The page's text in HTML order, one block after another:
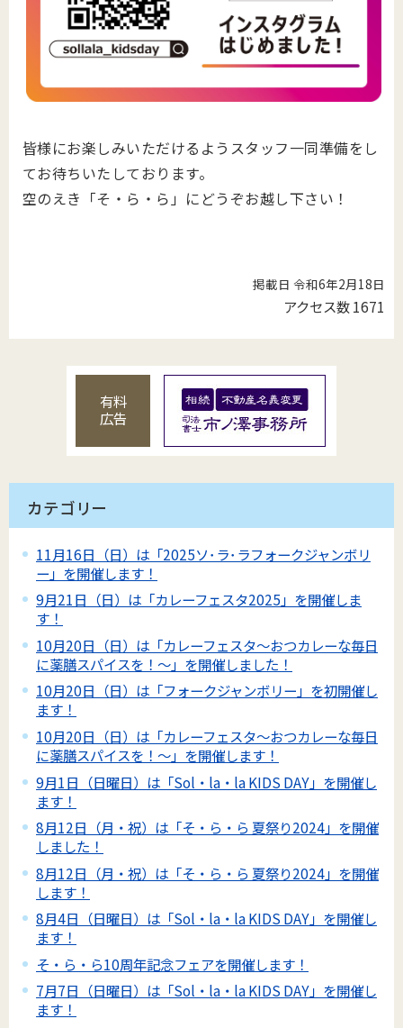
皆様にお楽しみいただけるようスタッフ一同準備をし
てお待ちいたしております。
空のえき「そ・ら・ら」にどうぞお越し下さい！
掲載日 令和6年2月18日
アクセス数1671
有料
広告
カテゴリー
11月16日（日）は「2025ソ･ラ･ラフォークジャンボリ
ー」を開催します！
9月21日（日）は「カレーフェスタ2025」を開催しま
す！
10月20日（日）は「カレーフェスタ～おつカレーな毎日
に薬膳スパイスを！～」を開催しました！
10月20日（日）は「フォークジャンボリー」を初開催し
ます！
10月20日（日）は「カレーフェスタ～おつカレーな毎日
に薬膳スパイスを！～」を開催します！
9月1日（日曜日）は「Sol・la・la KIDS DAY」を開催し
ます！
8月12日（月・祝）は「そ・ら・ら 夏祭り2024」を開催
しました！
8月12日（月・祝）は「そ・ら・ら 夏祭り2024」を開催
します！
8月4日（日曜日）は「Sol・la・la KIDS DAY」を開催し
ます！
そ・ら・ら10周年記念フェアを開催します！
7月7日（日曜日）は「Sol・la・la KIDS DAY」を開催し
ます！